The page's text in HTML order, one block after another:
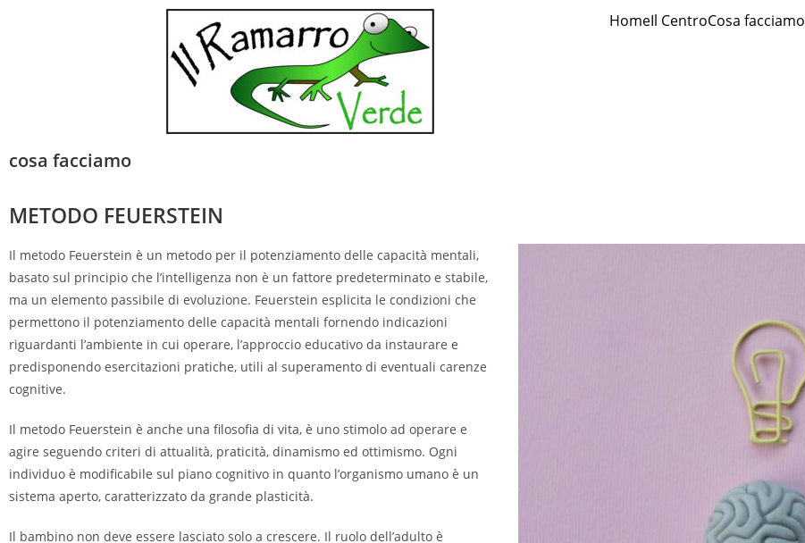
HomeIl CentroCosa facciamo
cosa facciamo
METODO FEUERSTEIN
Il metodo Feuerstein è un metodo per il potenziamento delle capacità mentali,
basato sul principio che l’intelligenza non è un fattore predeterminato e stabile,
ma un elemento passibile di evoluzione. Feuerstein esplicita le condizioni che
permettono il potenziamento delle capacità mentali fornendo indicazioni
riguardanti l’ambiente in cui operare, l’approccio educativo da instaurare e
predisponendo esercitazioni pratiche, utili al superamento di eventuali carenze
cognitive.
Il metodo Feuerstein è anche una filosofia di vita, è uno stimolo ad operare e
agire seguendo criteri di attualità, praticità, dinamismo ed ottimismo. Ogni
individuo è modificabile sul piano cognitivo in quanto l’organismo umano è un
sistema aperto, caratterizzato da grande plasticità.
Il bambino non deve essere lasciato solo a crescere. Il ruolo dell’adulto è